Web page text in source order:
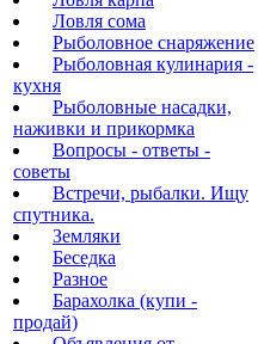
Ловля сома
Рыболовное снаряжение
Рыболовная кулинария -
кухня
Рыболовные насадки,
наживки и прикормка
Вопросы - ответы -
советы
Встречи, рыбалки. Ищу
спутника.
Земляки
Беседка
Разное
Барахолка (купи -
продай)